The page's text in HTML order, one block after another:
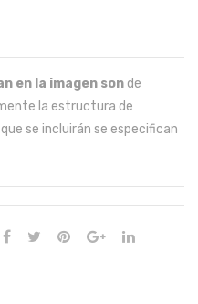
en la imagen son de
la estructura de
se incluirán se especifican